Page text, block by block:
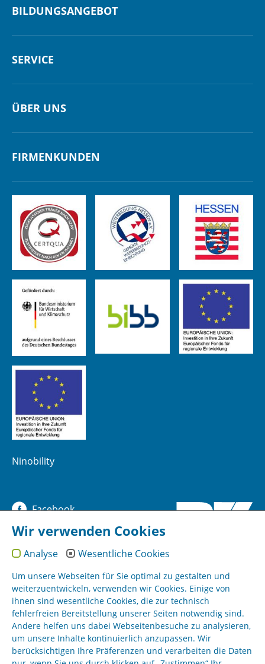
BILDUNGSANGEBOT
SERVICE
ÜBER UNS
FIRMENKUNDEN
Ninobility
Facebook
YouTube
Instagram
Sitemap
Impressum
Wir verwenden Cookies
Analyse Wesentliche Cookies
Um unsere Webseiten für Sie optimal zu gestalten und
weiterzuentwickeln, verwenden wir Cookies. Einige von
ihnen sind wesentliche Cookies, die zur technisch
fehlerfreien Bereitstellung unserer Seiten notwendig sind.
Andere helfen uns dabei Webseitenbesuche zu analysieren,
um unsere Inhalte kontinuierlich anzupassen. Wir
berücksichtigen Ihre Präferenzen und verarbeiten die Daten